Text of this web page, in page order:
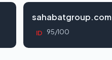
sahabatgroup.com
ID 95/100